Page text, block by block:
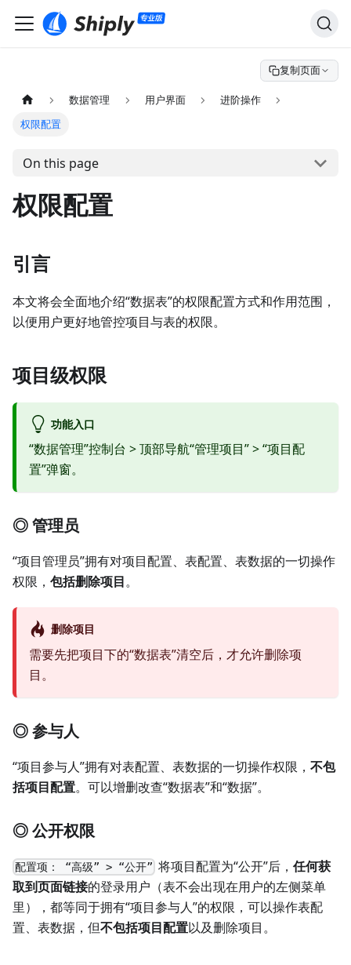
复制页面
数据管理 用户界面
进阶操作
权限配置
On this page
权限配置
引言
本文将会全面地介绍“数据表”的权限配置方式和作用范围，
以便用户更好地管控项目与表的权限。
项目级权限
功能入口
“数据管理”控制台 > 顶部导航“管理项目” > “项目配
置”弹窗。
◎ 管理员
“项目管理员”拥有对项目配置、表配置、表数据的一切操作
权限， 包括删除项目。
删除项目
需要先把项目下的“数据表”清空后，才允许删除项
目。
◎ 参与人
“项目参与人”拥有对表配置、表数据的一切操作权限， 不包
括项目配置。可以增删改查“数据表”和“数据”。
◎ 公开权限
配置项： “高级” > “公开” 将项目配置为“公开”后，任何获
取到页面链接的登录用户（表不会出现在用户的左侧菜单
里），都等同于拥有“项目参与人”的权限，可以操作表配
置、表数据，但不包括项目配置以及删除项目。